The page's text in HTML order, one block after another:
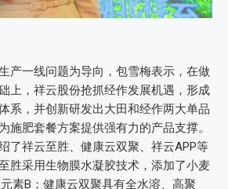
产一线问题为导向，包雪梅表示，在做
上，祥云股份抢抓经作发展机遇，形成
系，并创新研发出大田和经作两大单品
施肥套餐方案提供强有力的产品支撑。
了祥云至胜、健康云双聚、祥云APP等
胜采用生物膜水凝胶技术，添加了小麦
素B；健康云双聚具有全水溶、高聚